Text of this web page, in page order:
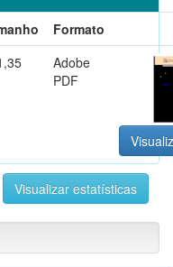
Formato
Adobe
PDF
Visualizar estatísticas